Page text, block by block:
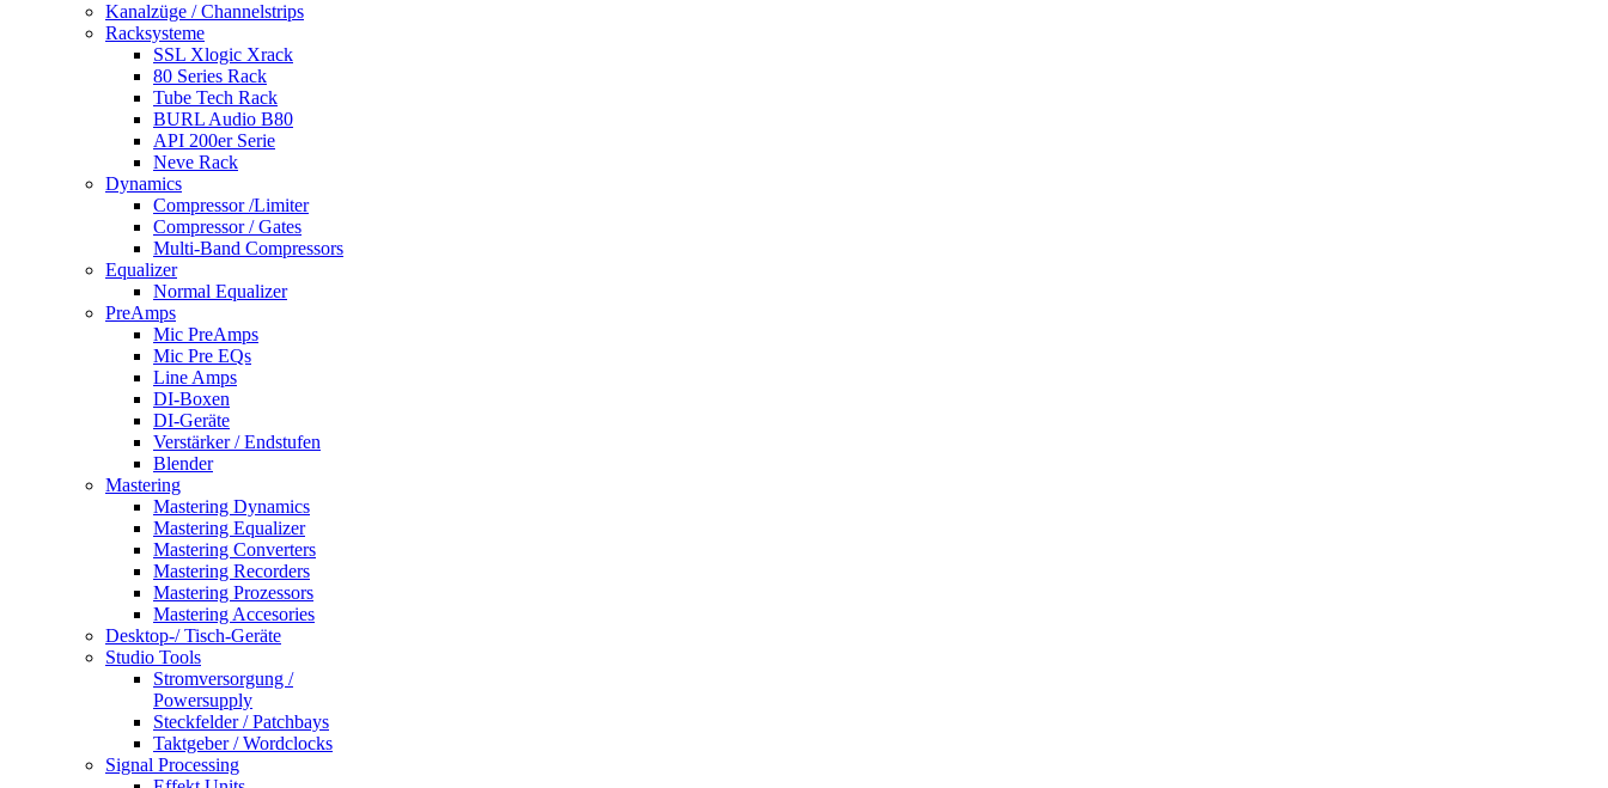
Kanalzüge / Channelstrips
Racksysteme
SSL Xlogic Xrack
80 Series Rack
Tube Tech Rack
BURL Audio B80
API 200er Serie
Neve Rack
Dynamics
Compressor /Limiter
Compressor / Gates
Multi-Band Compressors
Equalizer
Normal Equalizer
PreAmps
Mic PreAmps
Mic Pre EQs
Line Amps
DI-Boxen
DI-Geräte
Verstärker / Endstufen
Blender
Mastering
Mastering Dynamics
Mastering Equalizer
Mastering Converters
Mastering Recorders
Mastering Prozessors
Mastering Accesories
Desktop-/ Tisch-Geräte
Studio Tools
Stromversorgung /
Powersupply
Steckfelder / Patchbays
Taktgeber / Wordclocks
Signal Processing